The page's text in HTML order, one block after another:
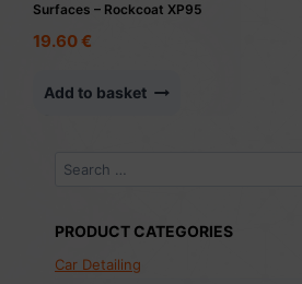
Surfaces – Rockcoat XP95
19.60€
Add to basket
Search
PRODUCT CATEGORIES
Car Detailing